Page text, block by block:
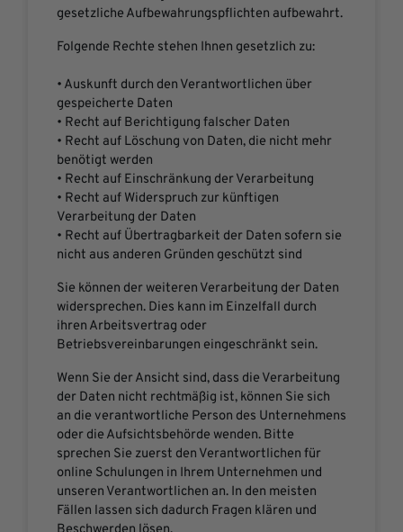
gesetzliche Aufbewahrungspflichten aufbewahrt.
Folgende Rechte stehen Ihnen gesetzlich zu:
• Auskunft durch den Verantwortlichen über
gespeicherte Daten
• Recht auf Berichtigung falscher Daten
• Recht auf Löschung von Daten, die nicht mehr
benötigt werden
• Recht auf Einschränkung der Verarbeitung
• Recht auf Widerspruch zur künftigen
Verarbeitung der Daten
• Recht auf Übertragbarkeit der Daten sofern sie
nicht aus anderen Gründen geschützt sind
Sie können der weiteren Verarbeitung der Daten
widersprechen. Dies kann im Einzelfall durch
ihren Arbeitsvertrag oder
Betriebsvereinbarungen eingeschränkt sein.
Wenn Sie der Ansicht sind, dass die Verarbeitung
der Daten nicht rechtmäßig ist, können Sie sich
an die verantwortliche Person des Unternehmens
oder die Aufsichtsbehörde wenden. Bitte
sprechen Sie zuerst den Verantwortlichen für
online Schulungen in Ihrem Unternehmen und
unseren Verantwortlichen an. In den meisten
Fällen lassen sich dadurch Fragen klären und